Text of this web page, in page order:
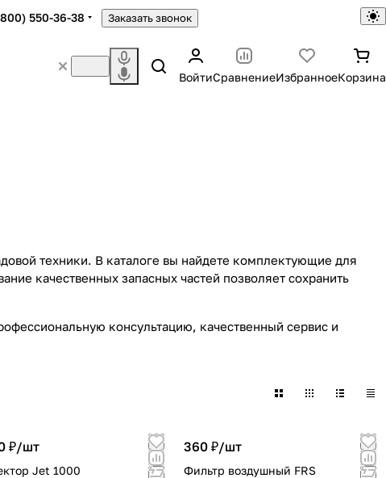
550-36-38 Заказать звонок
ВойтиСравнениеИзбранноеКорзина
техники. В каталоге вы найдете комплектующие для
качественных запасных частей позволяет сохранить
консультацию, качественный сервис и
₽/шт
Jet 1000
360 ₽/шт
Фильтр воздушный FRS